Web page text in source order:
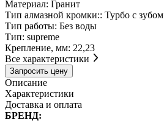
Материал: Гранит
Тип алмазной кромки:: Турбо с зубом
Тип работы: Без воды
Тип: supreme
Крепление, мм: 22,23
Все характеристики
Запросить цену
Описание
Характеристики
Доставка и оплата
БРЕНД: